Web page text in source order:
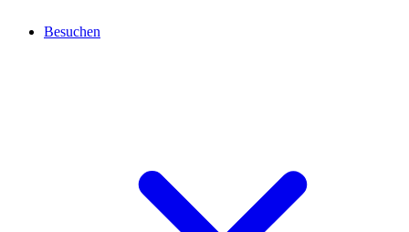
Besuchen